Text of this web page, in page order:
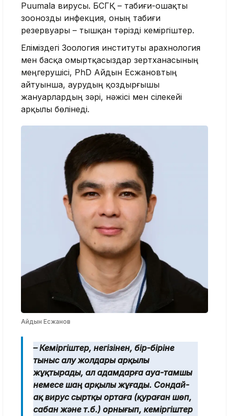
Puumala вирусы. БСГҚ – табиғи-ошақты
зоонозды инфекция, оның табиғи
резервуары – тышқан тәрізді кеміргіштер.
Еліміздегі Зоология институты арахнология
мен басқа омыртқасыздар зертханасының
меңгерушісі, PhD Айдын Есжановтың
айтуынша, аурудың қоздырғышы
жануарлардың зәрі, нәжісі мен сілекейі
арқылы бөлінеді.
Айдын Есжанов
– Кеміргіштер, негізінен, бір-біріне
тыныс алу жолдары арқылы
жұқтырады, ал адамдарға ауа-тамшы
немесе шаң арқылы жұғады. Сондай-
ақ вирус сыртқы ортаға (қураған шөп,
сабан және т.б.) орнығып, кеміргіштер